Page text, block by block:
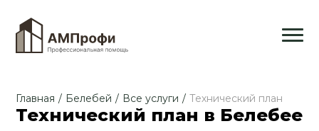
Главная / Белебей / Все услуги / Технический план
Технический план в Белебее